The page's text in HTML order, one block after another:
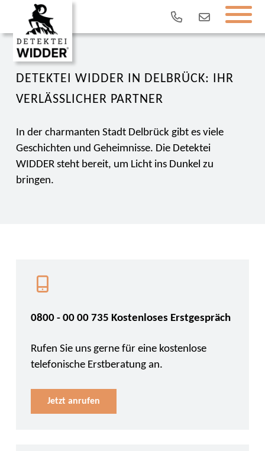
DETEKTEI WIDDER IN DELBRÜCK: IHR
VERLÄSSLICHER PARTNER
In der charmanten Stadt Delbrück gibt es viele
Geschichten und Geheimnisse. Die Detektei
WIDDER steht bereit, um Licht ins Dunkel zu
bringen.
0800 - 00 00 735 Kostenloses Erstgespräch
Rufen Sie uns gerne für eine kostenlose
telefonische Erstberatung an.
Jetzt anrufen